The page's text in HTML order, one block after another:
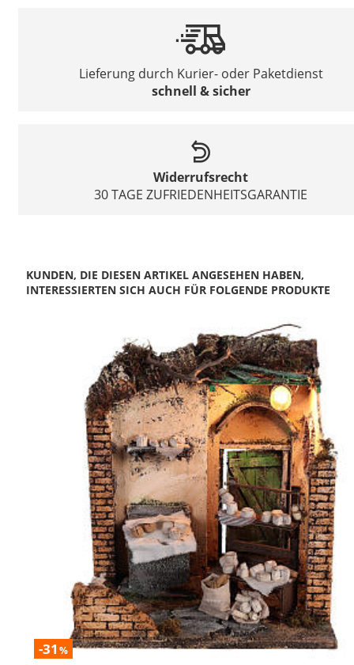
Lieferung durch Kurier- oder Paketdienst
schnell & sicher
Widerrufsrecht
30 TAGE ZUFRIEDENHEITSGARANTIE
KUNDEN, DIE DIESEN ARTIKEL ANGESEHEN HABEN,
INTERESSIERTEN SICH AUCH FÜR FOLGENDE PRODUKTE
-31 %